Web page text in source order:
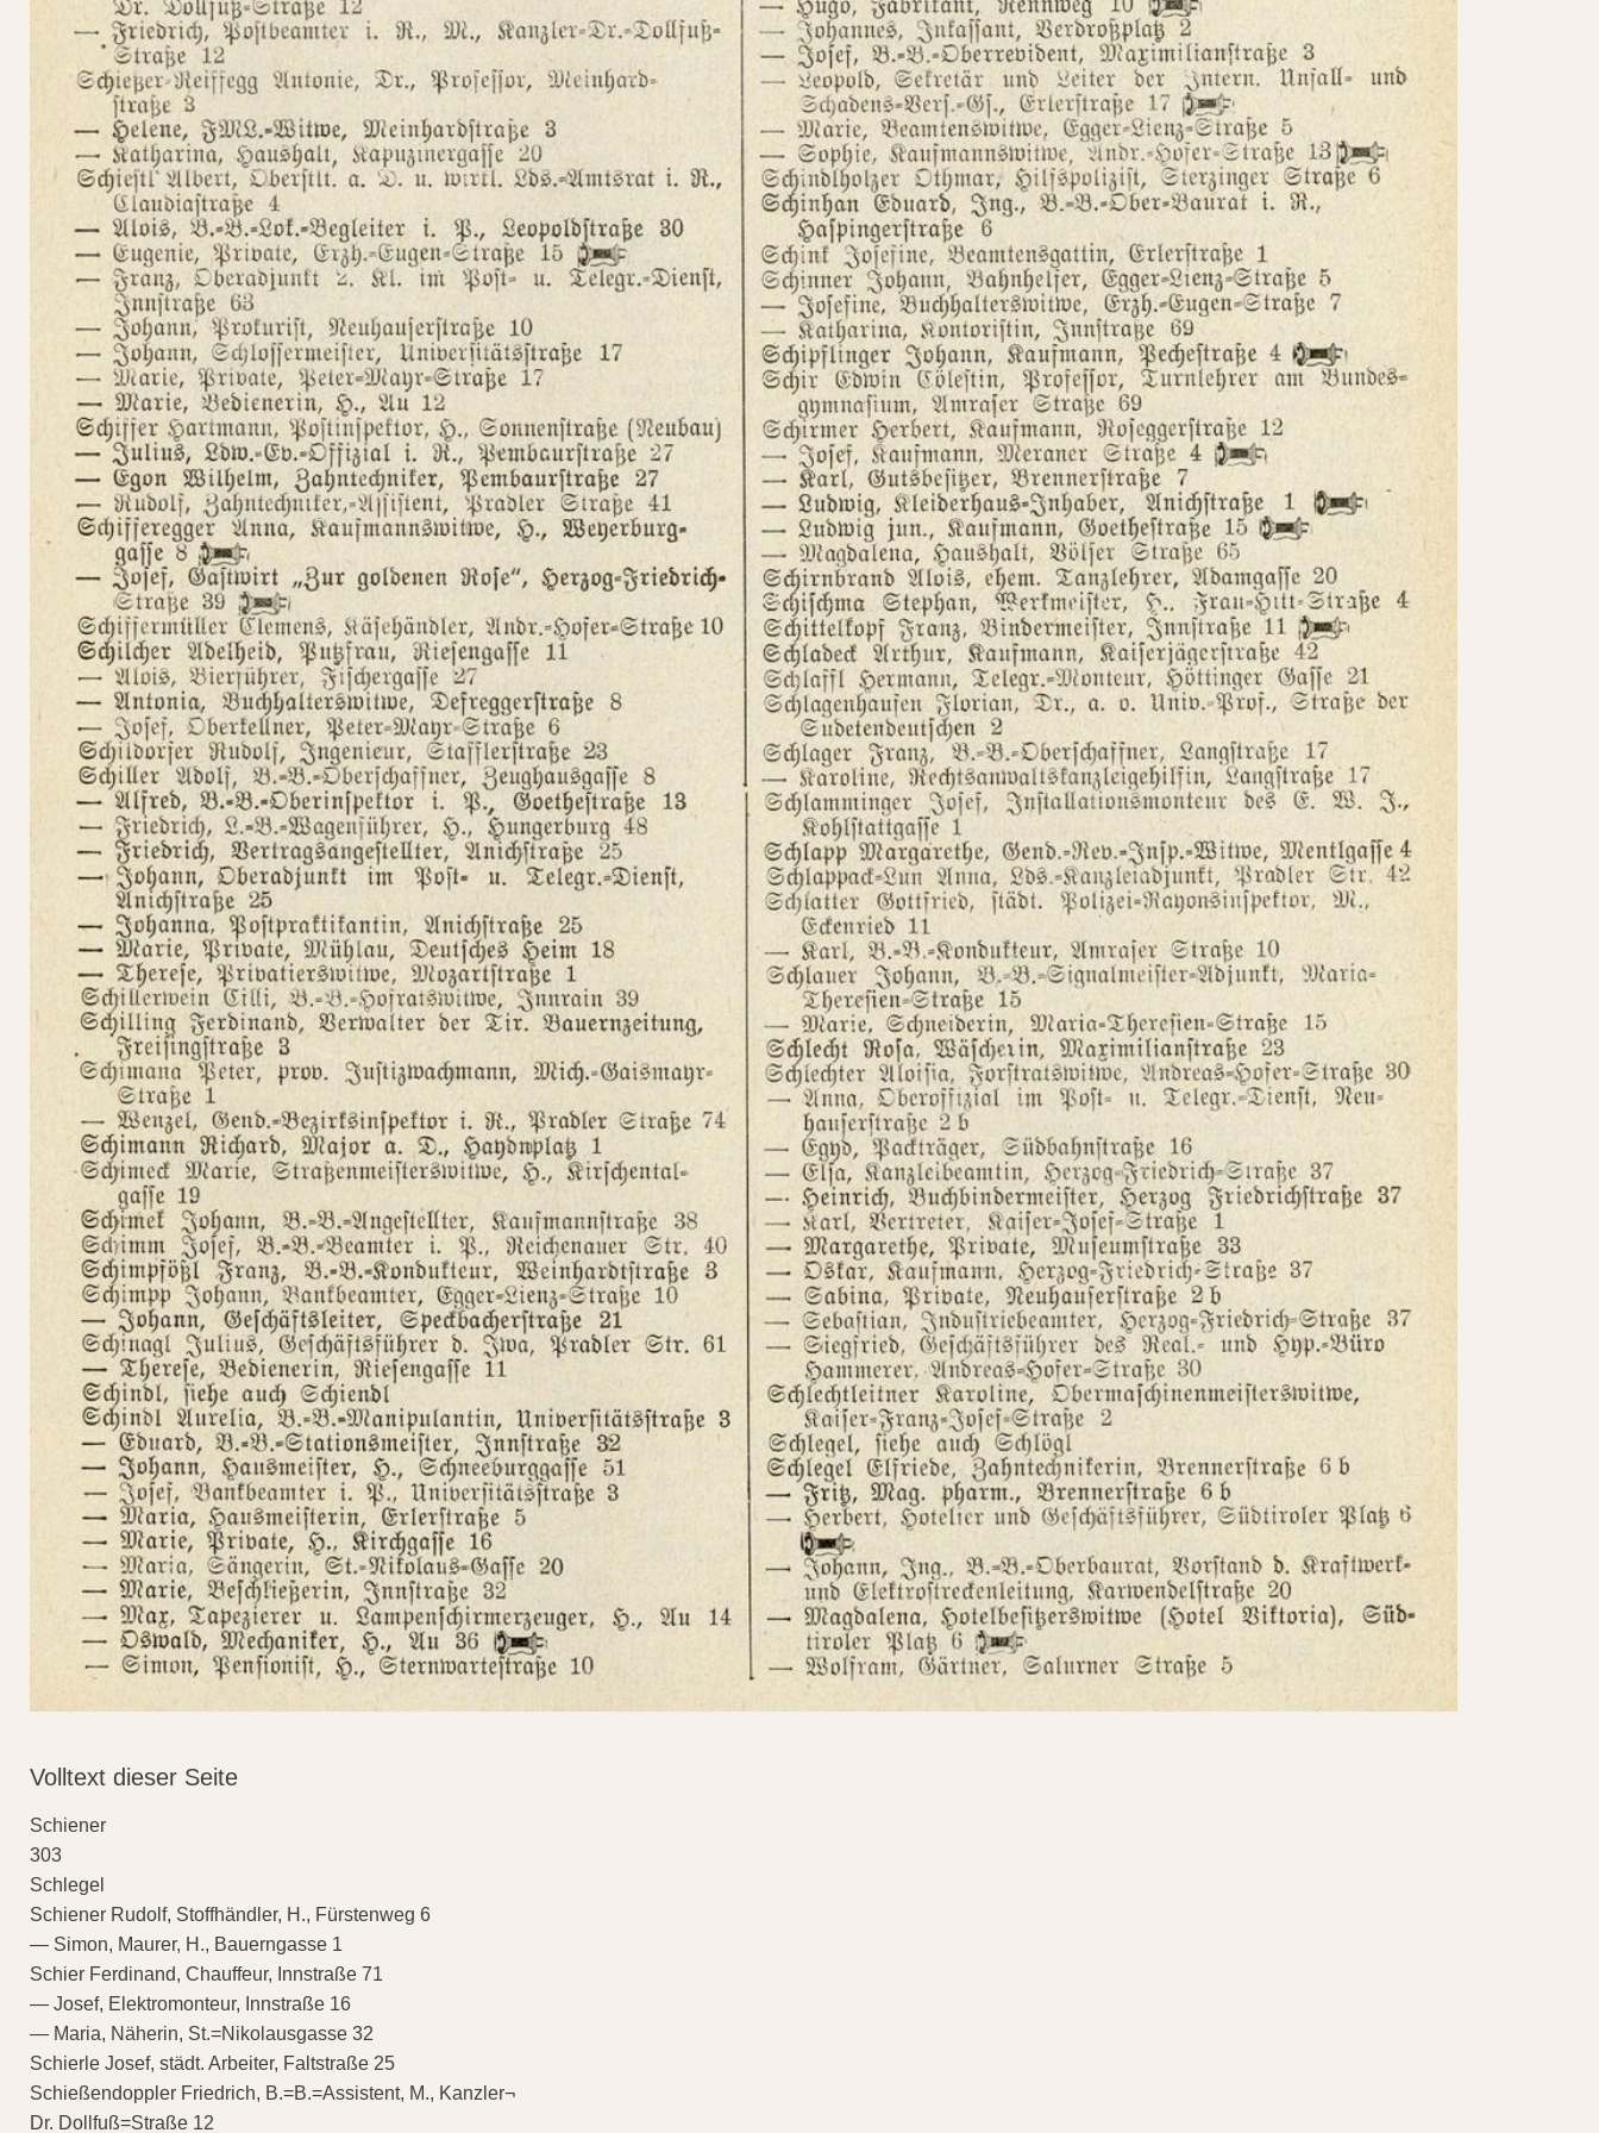
Volltext dieser Seite
Schiener
303
Schlegel
Schiener Rudolf, Stoffhändler, H., Fürstenweg 6
— Simon, Maurer, H., Bauerngasse 1
Schier Ferdinand, Chauffeur, Innstraße 71
— Josef, Elektromonteur, Innstraße 16
— Maria, Näherin, St.=Nikolausgasse 32
Schierle Josef, städt. Arbeiter, Faltstraße 25
Schießendoppler Friedrich, B.=B.=Assistent, M., Kanzler¬
Dr. Dollfuß=Straße 12